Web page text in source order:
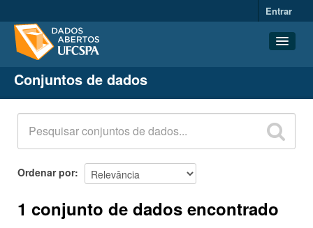
Entrar
Conjuntos de dados
Organizações
Grupos
Sobre
Conjuntos de dados
Ordenar por
1 conjunto de dados encontrado